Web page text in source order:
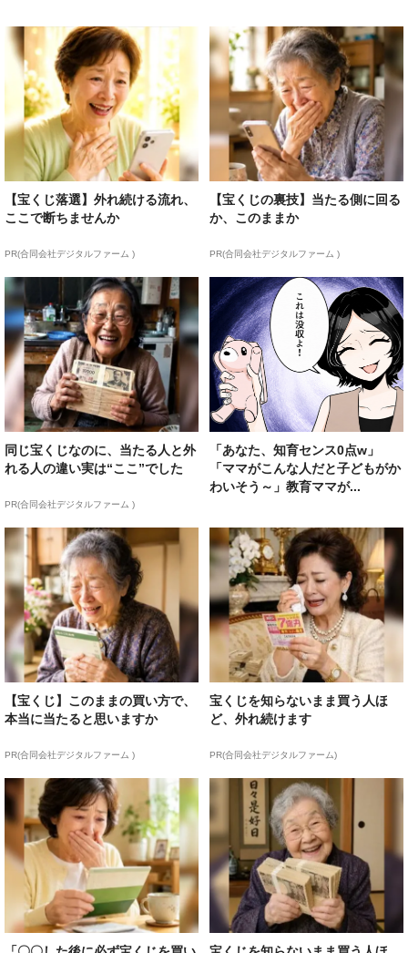
【宝くじ落選】外れ続ける流れ、
ここで断ちませんか
PR(合同会社デジタルファーム )
【宝くじの裏技】当たる側に回る
か、このままか
PR(合同会社デジタルファーム )
同じ宝くじなのに、当たる人と外
れる人の違い実は“ここ”でした
PR(合同会社デジタルファーム )
「あなた、知育センス0点w」
「ママがこんな人だと子どもがか
わいそう～」教育ママが...
【宝くじ】このままの買い方で、
本当に当たると思いますか
PR(合同会社デジタルファーム )
宝くじを知らないまま買う人ほ
ど、外れ続けます
PR(合同会社デジタルファーム)